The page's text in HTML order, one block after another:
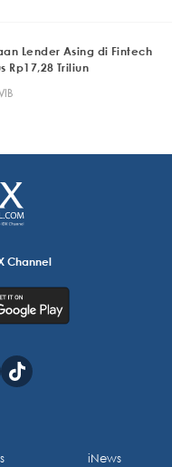
Lender Asing di Fintech
Rp17,28 Triliun
Channel
iNews